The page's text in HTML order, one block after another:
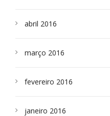
abril 2016
março 2016
fevereiro 2016
janeiro 2016